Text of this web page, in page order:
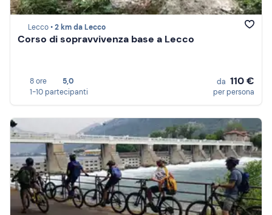
Lecco •2 km da Lecco
Corso di sopravvivenza base a Lecco
8 ore
5,0
1-10 partecipanti
da 110 €
per persona